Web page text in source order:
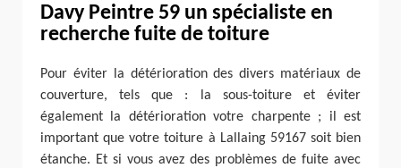
Davy Peintre 59 un spécialiste en
recherche fuite de toiture
Pour éviter la détérioration des divers matériaux de
couverture, tels que : la sous-toiture et éviter
également la détérioration votre charpente ; il est
important que votre toiture à Lallaing 59167 soit bien
étanche. Et si vous avez des problèmes de fuite avec